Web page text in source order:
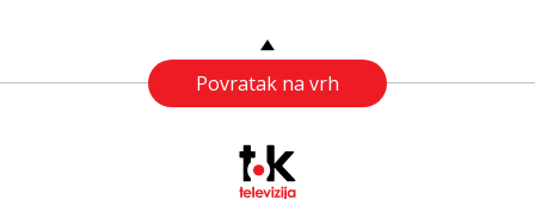
Povratak na vrh